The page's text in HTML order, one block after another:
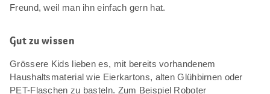
Freund, weil man ihn einfach gern hat.
Gut zu wissen
Grössere Kids lieben es, mit bereits vorhandenem
Haushaltsmaterial wie Eierkartons, alten Glühbirnen oder
PET-Flaschen zu basteln. Zum Beispiel Roboter